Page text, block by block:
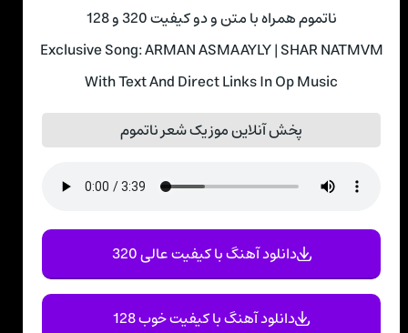
ناتموم همراه با متن و دو کیفیت 320 و 128
Exclusive Song: ARMAN ASMAAYLY | SHAR NATMVM
With Text And Direct Links In Op Music
پخش آنلاین موزیک شعر ناتموم
دانلود آهنگ با کیفیت عالی 320
دانلود آهنگ با کیفیت خوب 128